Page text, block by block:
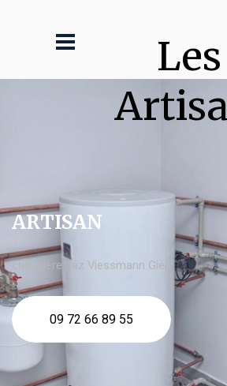
Les
ARTISAN
chaudière gaz Viessmann Gien
09 72 66 89 55